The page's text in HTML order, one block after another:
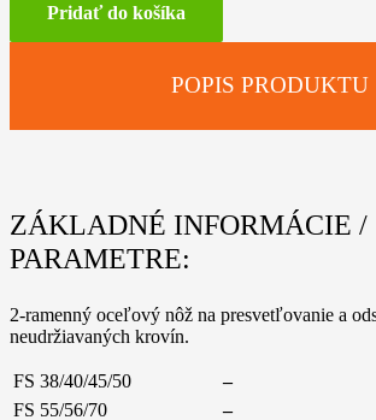
Pridať do košíka
POPIS PRODUKTU
ZÁKLADNÉ INFORMÁCIE /
PARAMETRE:
2-ramenný oceľový nôž na presvetľovanie a
neudržiavaných krovín.
FS 38/40/45/50
–
FS 55/56/70
–